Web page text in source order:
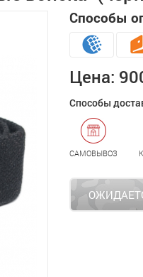
Способы
Цена:
Способы
САМОВЫВОЗ